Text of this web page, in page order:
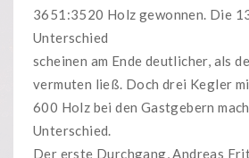
3651:3520 Holz gewonnen. Die
Unterschied
scheinen am Ende deutlicher, als
vermuten ließ. Doch drei Kegler
600 Holz bei den Gastgebern
Unterschied.
Der erste Durchgang, Andreas